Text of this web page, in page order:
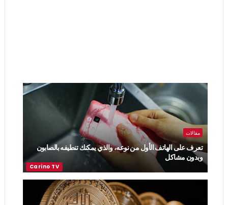
مقالات
تعرف على الهاتف الأول من نوعه، والذي يمكنك تنطيفه بالصابون
وبدون مشاكل